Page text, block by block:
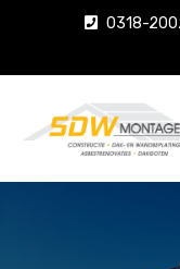
0318-